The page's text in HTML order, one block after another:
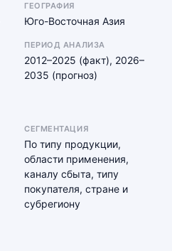
ГЕОГРАФИЯ
Юго-Восточная Азия
ПЕРИОД АНАЛИЗА
2012–2025 (факт), 2026–
2035 (прогноз)
СЕГМЕНТАЦИЯ
По типу продукции,
области применения,
каналу сбыта, типу
покупателя, стране и
субрегиону